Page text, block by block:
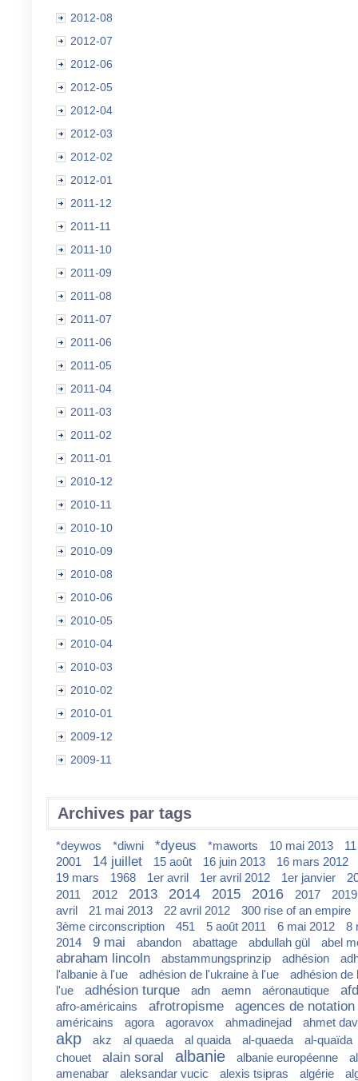
2012-08
2012-07
2012-06
2012-05
2012-04
2012-03
2012-02
2012-01
2011-12
2011-11
2011-10
2011-09
2011-08
2011-07
2011-06
2011-05
2011-04
2011-03
2011-02
2011-01
2010-12
2010-11
2010-10
2010-09
2010-08
2010-06
2010-05
2010-04
2010-03
2010-02
2010-01
2009-12
2009-11
Archives par tags
*deywos *diwni *dyeus *maworts 10 mai 2013
2001
14 juillet 15 août 16 juin 2013
16 mars 2012
19 mars
1968 1er avril 1er avril 2012 1er janvier
2011
2012 2013 2014 2015 2016 2017
2019
avril
21 mai 2013 22 avril 2012
300 rise of an empire
3ème circonscription
451 5 août 2011 6 mai 2012
8
2014
9 mai abandon abattage abdullah gül abel
abraham lincoln abstammungsprinzip adhésion
l'albanie à l'ue
adhésion de l'ukraine à l'ue
adhésion de
l'ue
adhésion turque adn aemn aéronautique afd
afro-américains afrotropisme agences de notation
américains agora agoravox ahmadinejad ahmet
akp akz al quaeda al quaida al-quaeda
al-quaïda
chouet
alain soral albanie albanie européenne
amenabar
aleksandar vucic alexis tsipras algérie